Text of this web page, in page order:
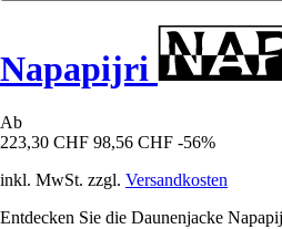
Napapijri
Ab
223,30 CHF 98,56 CHF -56%
inkl. MwSt. zzgl. Versandkosten
Entdecken Sie die Daunenjacke